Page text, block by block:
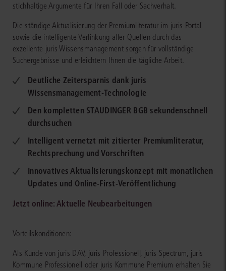
stichhaltige Argumente für Ihren Fall oder Sachverhalt.
Die ständige Aktualisierung der Premiumliteratur im juris Portal
sowie die intelligente Verlinkung aller Quellen durch das
exzellente juris Wissensmanagement sorgen für vollständige
Suchergebnisse und erleichtern Ihnen die tägliche Arbeit.
Deutliche Zeitersparnis dank juris
Wissensmanagement-Technologie
Den kompletten STAUDINGER BGB sekundenschnell
durchsuchen
Intelligent vernetzt mit zitierter Premiumliteratur,
Rechtsprechung und Vorschriften
Innovatives Aktualisierungskonzept mit monatlichen
Updates und Online-First-Veröffentlichung
Jetzt online: Aktuelle Neubearbeitungen
Vorteilskonditionen:
Als Kunde von juris DAV, juris Professionell, juris Spectrum, juris
Kommune Professionell oder juris Kommune Premium erhalten Sie